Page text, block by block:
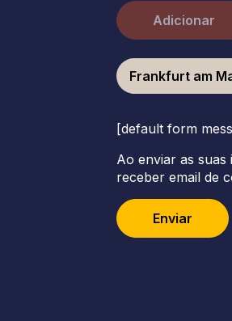
Adicionar
Frankfurt am
[default form
Ao enviar as
receber email de
Enviar